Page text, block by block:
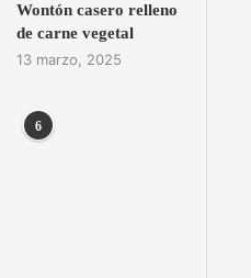
Wontón casero relleno
de carne vegetal
13 marzo, 2025
6